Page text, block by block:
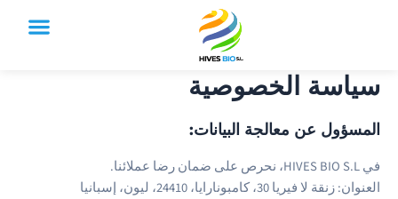
الخصوصية
عن معالجة البيانات:
زنقة لا فيريا 30، كامبونارايا، 24410، ليون، إسبانيا